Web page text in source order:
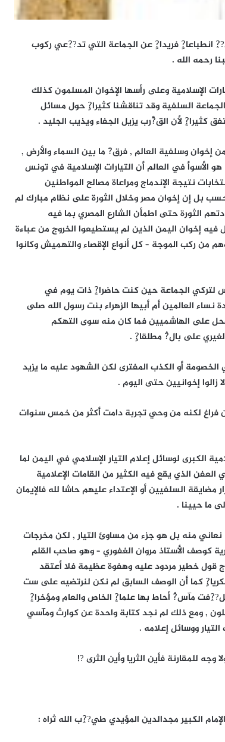
انطباعا?ٍ فريدا?ٍ عن الجماعة التي تد??ِعي ركوب
رحمه الله .
الإسلامية وعلى رأسها الإخوان المسلمون كذلك
السلفية وقد تناقشنا كثيرا?ٍ حول مسائل
كثيرا?ٍ لأن الق?ْرب يزيل الجفاء ويذيب الجليد .
وسلفية العالم , فرق?َ ما بين السماء والأرض ,
الأسوأ في العالم أن التيارات الإسلامية في تونس
نتيجة الإندماج ومراعاة مصالح المواطنين
بل إن إخوان مصر وخلال الثورة على نظام مبارك لم
الثورة حتى اطمأن الشارع المصري بما فيه
إخوان اليمن الذين لم يستطيعوا الخروج من عباءة
من ركب الموجة – كل أنواع الإقصاء والتهميش وكانوا
لتركي الجماعة حين كنت حاضرا?ٍ ذات يوم في
نساء العالمين أم أبيها الزهراء بنت رسول الله صلى
على الهاشميين فما كان منه سوى التهكم
على بال?ُ مطلقا?ٍ .
أو الكذب المفترى لكن الشهود عليه ما يزيد
إخوانيين حتى اليوم .
من فراغ لكنه من وحي تجربة دامت أكثر من خمس سنوات
الكبرى لوسائل إعلام التيار الإسلامي في اليمن لما
الذي يقع فيه الكثير من القامات الإعلامية
السلفيين أو الإعتداء عليهم حاشا لله فالإيمان
ما حيينا .
منه بل هو جزء من مساوئ التيار , لكن مخرجات
كوصف الأستاذ مروان الغفوري – وهو صاحب القلم
قول خطير مردود عليه وهفوة عظيمة فلا أعتقد
كما أن الوصف السابق لم نكن لنرتضيه على ست
مآس?ُ أحاط بها علما?ٍ الخاص والعام ومؤخرا?ٍ
, ومع ذلك لم نجد كتابة واحدة عن كوارث ومآسي
ووسائل إعلامه .
للمقارنة فأين الثريا وأين الثرى ?!
الكبير مجدالدين المؤيدي طي??ِب الله ثراه :